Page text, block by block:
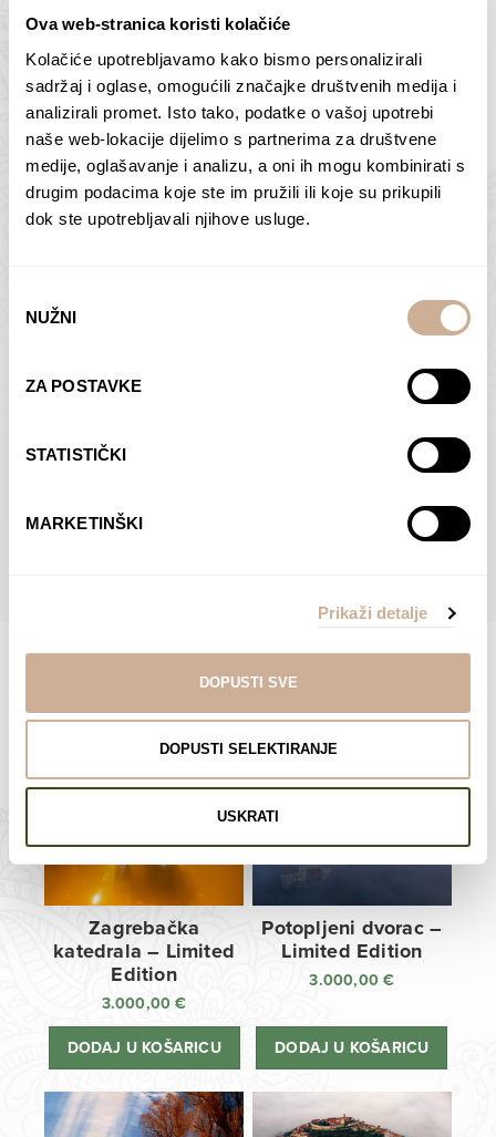
Ova web-stranica koristi kolačiće
Kolačiće upotrebljavamo kako bismo personalizirali
sadržaj i oglase, omogućili značajke društvenih medija i
analizirali promet. Isto tako, podatke o vašoj upotrebi
naše web-lokacije dijelimo s partnerima za društvene
medije, oglašavanje i analizu, a oni ih mogu kombinirati s
drugim podacima koje ste im pružili ili koje su prikupili
dok ste upotrebljavali njihove usluge.
pristanka
NUŽNI
ZA POSTAVKE
STATISTIČKI
MARKETINŠKI
Prikaži detalje
DOPUSTI SVE
DOPUSTI SELEKTIRANJE
USKRATI
Butan – ljudi 2
75,00€ – 138,00€Raspon
cijena:
od
75,00 €
138,00 €
ODABERI OPCIJE
Antarktika – krajolik
2
75,00€ – 138,00€Raspon
cijena:
od
ODABERI OPCIJE
Dolac
ODABERI OPCIJE
Moreškanti – sjena
€Raspon
od
75,00 €
do
138,00 €
ODABERI OPCIJE
POGLEDAJTE SVE PROIZVODE U OVOJ KATEGORIJI
Limited Edition Fotografije
Zagrebačka
katedrala – Limited
Edition
3.000,00€
DODAJ U KOŠARICU
Potopljeni dvorac –
Limited Edition
3.000,00€
DODAJ U KOŠARICU